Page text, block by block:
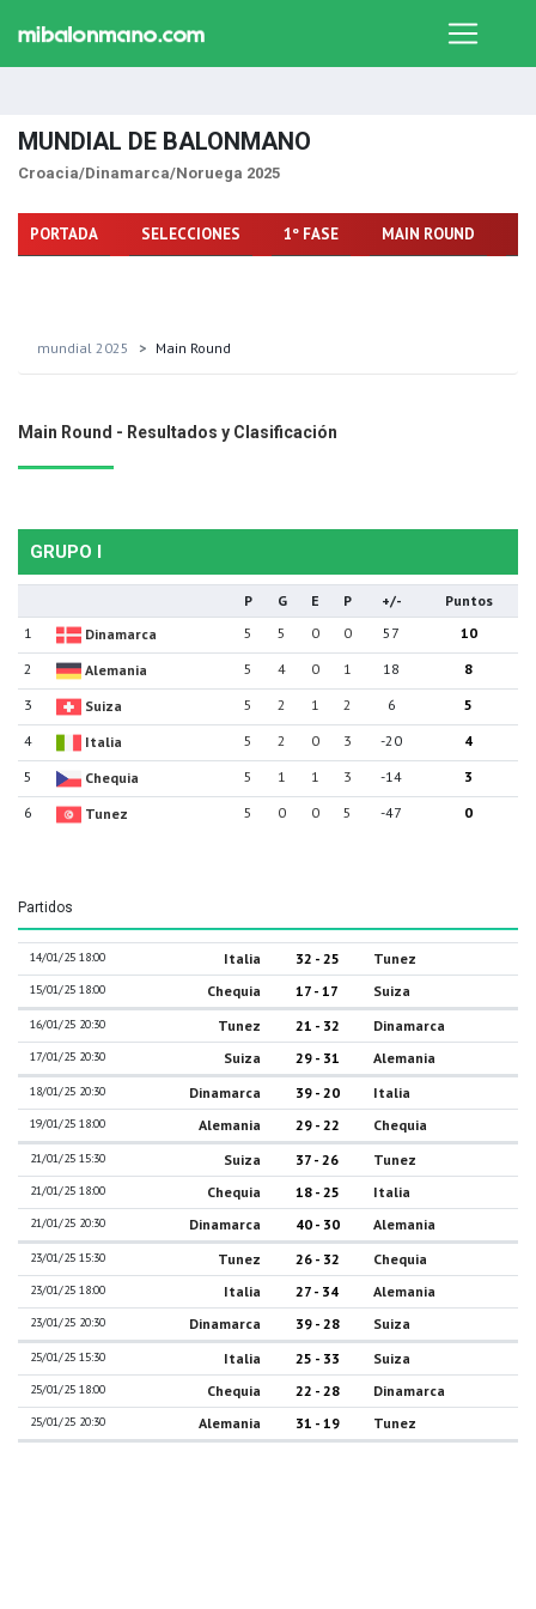
MUNDIAL DE BALONMANO
Croacia/Dinamarca/Noruega 2025
PORTADA SELECCIONES 1º FASE MAIN ROUND
mundial 2025 Main Round
Main Round - Resultados y Clasificación
GRUPO I
P G E P +/-
Puntos
1
Dinamarca 5 5 0 0 57
10
2
Alemania 5 4 0 1 18
8
3
Suiza 5 2 1 2 6
5
4
Italia 5 2 0 3 -20
4
5
Chequia 5 1 1 3 -14
3
6
Tunez 5 0 0 5 -47 0
Partidos
14/01/25 18:00 Italia 32 - 25 Tunez
15/01/25 18:00 Chequia 17 - 17 Suiza
16/01/25 20:30 Tunez 21 - 32 Dinamarca
17/01/25 20:30 Suiza 29 - 31 Alemania
18/01/25 20:30 Dinamarca 39 - 20 Italia
19/01/25 18:00 Alemania 29 - 22 Chequia
21/01/25 15:30 Suiza 37 - 26 Tunez
21/01/25 18:00 Chequia 18 - 25 Italia
21/01/25 20:30 Dinamarca 40 - 30 Alemania
23/01/25 15:30 Tunez 26 - 32 Chequia
23/01/25 18:00 Italia 27 - 34 Alemania
23/01/25 20:30 Dinamarca 39 - 28 Suiza
25/01/25 15:30 Italia 25 - 33 Suiza
25/01/25 18:00 Chequia 22 - 28 Dinamarca
25/01/25 20:30 Alemania 31 - 19 Tunez